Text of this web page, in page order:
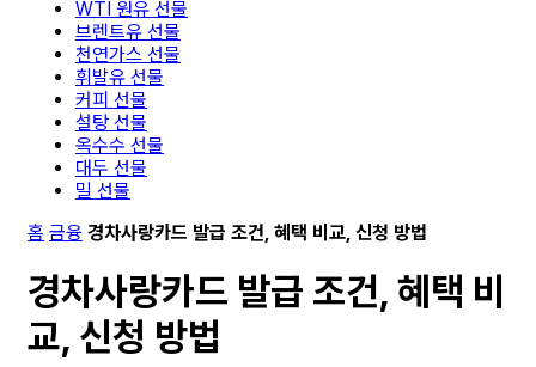
WTI 원유 선물
브렌트유 선물
천연가스 선물
휘발유 선물
커피 선물
설탕 선물
옥수수 선물
대두 선물
밀 선물
홈 금융 경차사랑카드 발급 조건, 혜택 비교, 신청 방법
경차사랑카드 발급 조건, 혜택 비
교, 신청 방법